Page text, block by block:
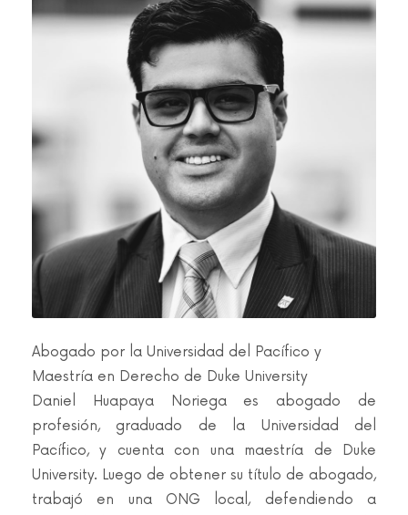
Abogado por la Universidad del Pacífico y
Maestría en Derecho de Duke University
Daniel Huapaya Noriega es abogado de
profesión, graduado de la Universidad del
Pacífico, y cuenta con una maestría de Duke
University. Luego de obtener su título de abogado,
trabajó en una ONG local, defendiendo a